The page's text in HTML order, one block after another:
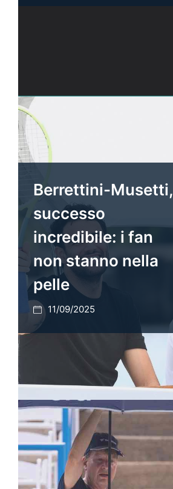
Berrettini-Musetti,
successo
incredibile: i fan
non stanno nella
pelle
11/09/2025